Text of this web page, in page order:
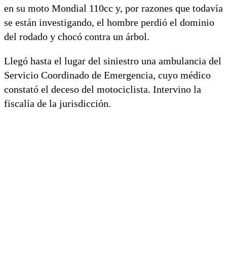
en su moto Mondial 110cc y, por razones que todavía
se están investigando, el hombre perdió el dominio
del rodado y chocó contra un árbol.
Llegó hasta el lugar del siniestro una ambulancia del
Servicio Coordinado de Emergencia, cuyo médico
constató el deceso del motociclista. Intervino la
fiscalía de la jurisdicción.